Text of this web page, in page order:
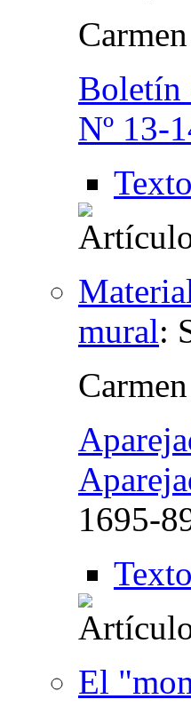
Boletín
Nº 13-
mural:
1695-
El